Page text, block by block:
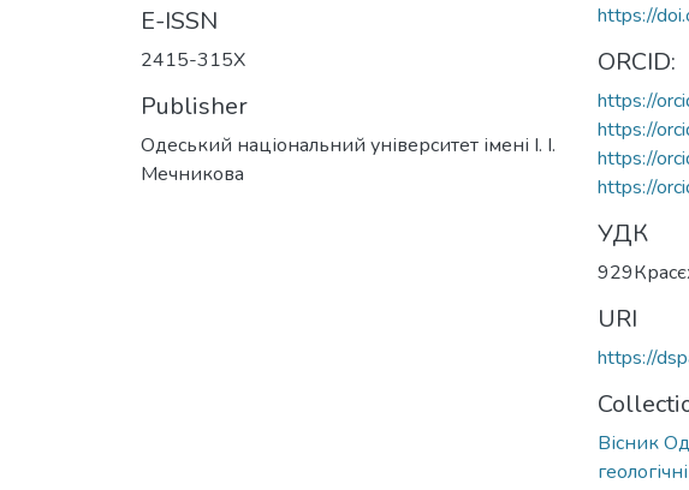
E-ISSN
2415-315X
Publisher
Одеський національний університет імені І. І.
Мечникова
https://
ORCID:
https://
https://
https://
https://
УДК
URI
https://
Вісник